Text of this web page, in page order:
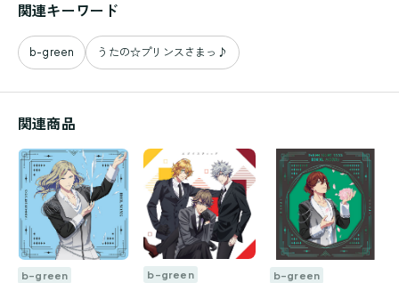
関連キーワード
b-green うたの☆プリンスさまっ♪
関連商品
b-green b-green b-green